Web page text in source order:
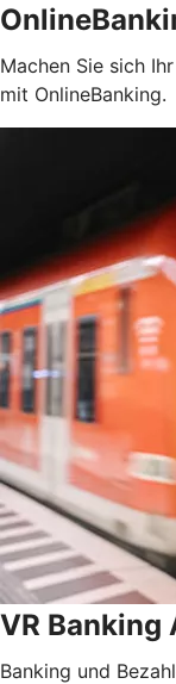
Machen Sie sich
mit OnlineBanking.
VR Banking
Banking und